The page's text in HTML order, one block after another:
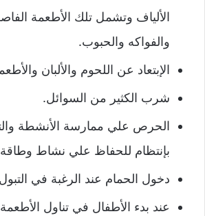
الألياف وتشمل تلك الأطعمة
والفواكه والحبوب.
الإبتعاد عن اللحوم والألبان
شرب الكثير من السوائل.
الحرص علي ممارسة الأنشطة
بإنتظام للحفاظ علي نشاط
دخول الحمام عند الرغبة في
عند بدء الأطفال في تناول